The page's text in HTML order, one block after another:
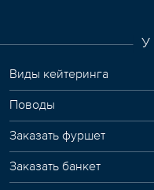
У
Виды кейтеринга
Поводы
Заказать фуршет
Заказать банкет